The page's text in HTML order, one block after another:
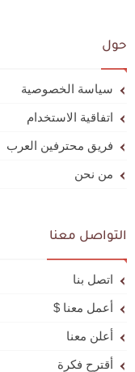
حول
سياسة الخصوصية
اتفاقية الاستخدام
فريق محترفين العرب
من نحن
التواصل معنا
اتصل بنا
أعمل معنا $
أعلن معنا
أقترح فكرة